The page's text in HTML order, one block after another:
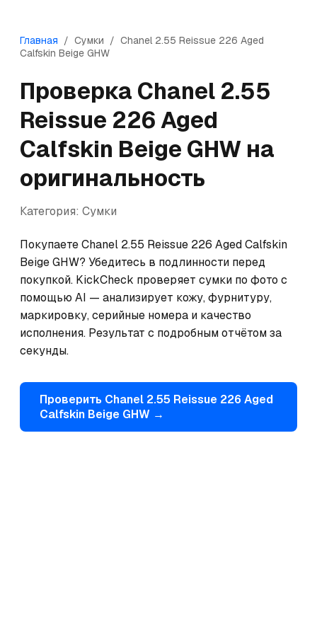
Главная / Сумки / Chanel 2.55 Reissue 226 Aged
Calfskin Beige GHW
Проверка Chanel 2.55
Reissue 226 Aged
Calfskin Beige GHW на
оригинальность
Категория: Сумки
Покупаете Chanel 2.55 Reissue 226 Aged Calfskin
Beige GHW? Убедитесь в подлинности перед
покупкой. KickCheck проверяет сумки по фото с
помощью AI — анализирует кожу, фурнитуру,
маркировку, серийные номера и качество
исполнения. Результат с подробным отчётом за
секунды.
Проверить Chanel 2.55 Reissue 226 Aged
Calfskin Beige GHW →